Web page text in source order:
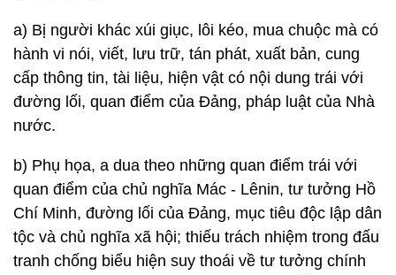
a) Bị người khác xúi giục, lôi kéo, mua chuộc mà có
hành vi nói, viết, lưu trữ, tán phát, xuất bản, cung
cấp thông tin, tài liệu, hiện vật có nội dung trái với
đường lối, quan điểm của Đảng, pháp luật của Nhà
nước.
b) Phụ họa, a dua theo những quan điểm trái với
quan điểm của chủ nghĩa Mác - Lênin, tư tưởng Hồ
Chí Minh, đường lối của Đảng, mục tiêu độc lập dân
tộc và chủ nghĩa xã hội; thiếu trách nhiệm trong đấu
tranh chống biểu hiện suy thoái về tư tưởng chính